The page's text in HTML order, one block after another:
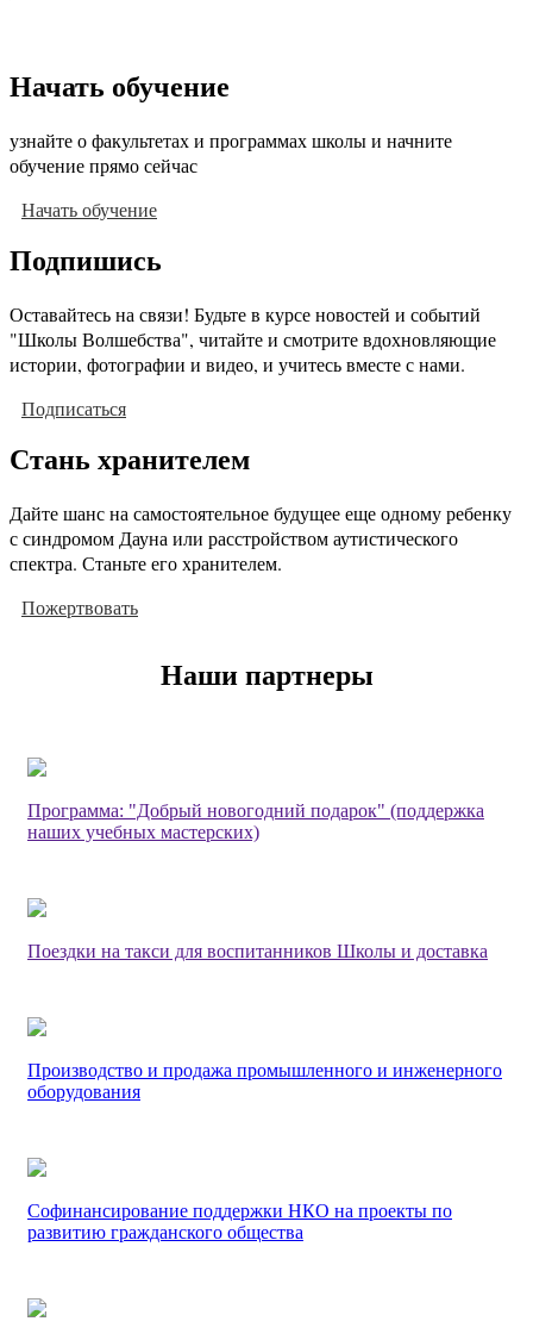
Начать обучение
узнайте о факультетах и программах школы и начните
обучение прямо сейчас
Начать обучение
Подпишись
Оставайтесь на связи! Будьте в курсе новостей и событий
"Школы Волшебства", читайте и смотрите вдохновляющие
истории, фотографии и видео, и учитесь вместе с нами.
Подписаться
Стань хранителем
Дайте шанс на самостоятельное будущее еще одному ребенку
с синдромом Дауна или расстройством аутистического
спектра. Станьте его хранителем.
Пожертвовать
Наши партнеры
Программа: "Добрый новогодний подарок" (поддержка
наших учебных мастерских)
Поездки на такси для воспитанников Школы и доставка
Производство и продажа промышленного и инженерного
оборудования
Софинансирование поддержки НКО на проекты по
развитию гражданского общества